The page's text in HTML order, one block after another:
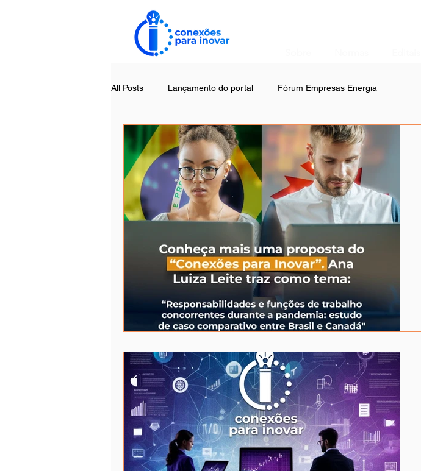
All Posts Lançamento do portal Fórum Empresas Energia